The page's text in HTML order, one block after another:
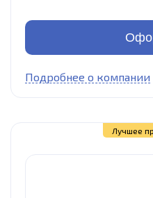
Подробнее о компании
Лучшее